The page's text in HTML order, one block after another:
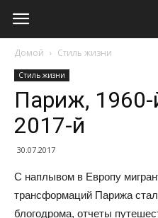
Домой Стиль жизни
Стиль жизни
Париж,
2017-й
30.07.2017
С наплывом в Европу
трансформаций Парижа
блогодрома, отчеты